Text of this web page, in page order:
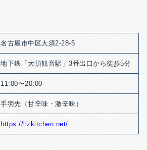
名古屋市中区大須2-28-5
地下鉄「大須観音駅」3番出口から徒歩5分
11:00〜20:00
手羽先（甘辛味・激辛味）
https://lizkitchen.net/